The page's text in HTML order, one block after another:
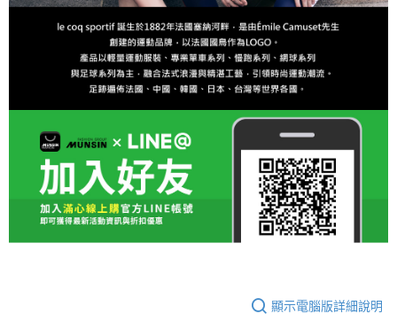
顯示電腦版詳細說明